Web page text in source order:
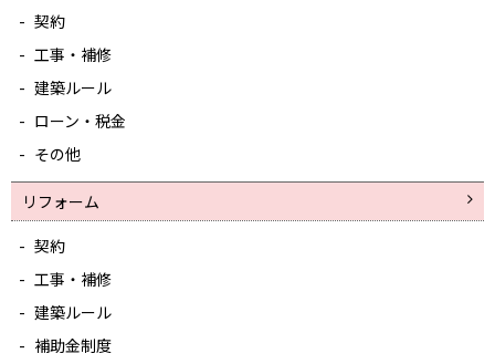
契約
工事・補修
建築ルール
ローン・税金
その他
リフォーム
契約
工事・補修
建築ルール
補助金制度